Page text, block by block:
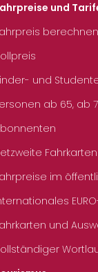
und
berechnen
und
ab 65, ab
Fahrkarten
im
und